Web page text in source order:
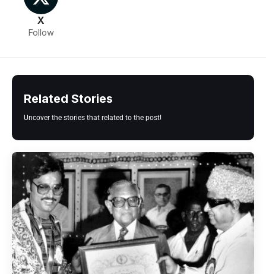
X
Follow
Related Stories
Uncover the stories that related to the post!